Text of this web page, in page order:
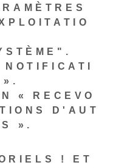
».
« RECEVO
D'AUT
».
! ET⁤